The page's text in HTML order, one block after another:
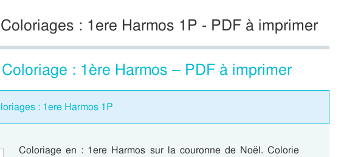
: 1ere Harmos 1P - PDF à imprimer
: 1ère Harmos – PDF à imprimer
: 1ere Harmos 1P
Coloriage en : 1ere Harmos sur la couronne de Noël. Colorie